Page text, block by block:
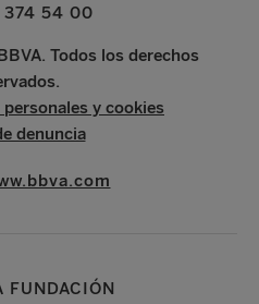
374 54 00
Todos los derechos
y cookies
denuncia
FUNDACIÓN